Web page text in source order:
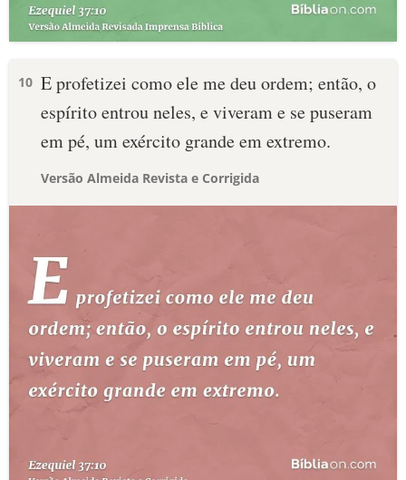
10 E profetizei como ele me deu ordem; então, o
espírito entrou neles, e viveram e se puseram
em pé, um exército grande em extremo.
Versão Almeida Revista e Corrigida